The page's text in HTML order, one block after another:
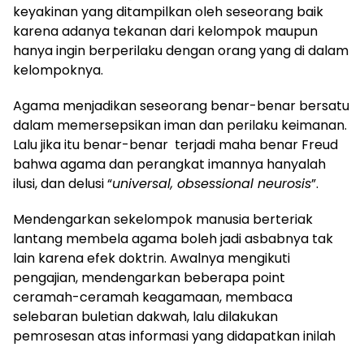
keyakinan yang ditampilkan oleh seseorang baik
karena adanya tekanan dari kelompok maupun
hanya ingin berperilaku dengan orang yang di dalam
kelompoknya.
Agama menjadikan seseorang benar-benar bersatu
dalam memersepsikan iman dan perilaku keimanan.
Lalu jika itu benar-benar terjadi maha benar Freud
bahwa agama dan perangkat imannya hanyalah
ilusi, dan delusi “universal, obsessional neurosis”.
Mendengarkan sekelompok manusia berteriak
lantang membela agama boleh jadi asbabnya tak
lain karena efek doktrin. Awalnya mengikuti
pengajian, mendengarkan beberapa point
ceramah-ceramah keagamaan, membaca
selebaran buletian dakwah, lalu dilakukan
pemrosesan atas informasi yang didapatkan inilah